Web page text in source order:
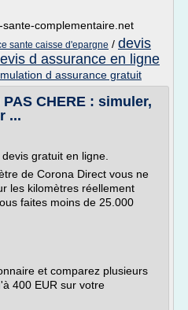
complementaire.net
sante caisse d'epargne / devis
d assurance en ligne
d assurance gratuit
CHERE : simuler,
...
gratuit en ligne.
de Corona Direct vous ne
les kilomètres réellement
faites moins de 25.000
et comparez plusieurs
400 EUR sur votre